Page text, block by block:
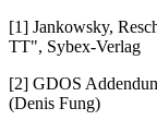
[1] Jankowsky,
TT", Sybex-Verlag
[2] GDOS
(Denis Fung)